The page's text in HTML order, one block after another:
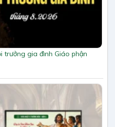
trưởng gia đình Giáo phận